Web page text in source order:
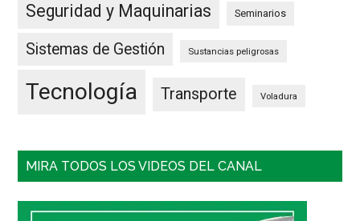
Seguridad y Maquinarias Seminarios
Sistemas de Gestión Sustancias peligrosas
Tecnología Transporte Voladura
MIRA TODOS LOS VIDEOS DEL CANAL